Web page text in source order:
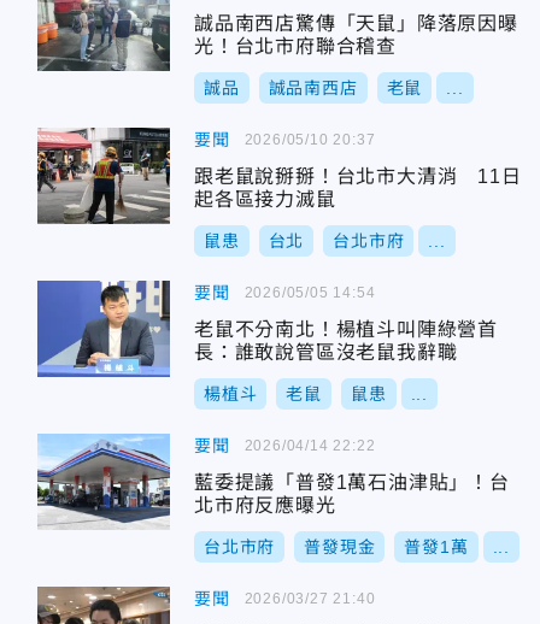
誠品南西店驚傳「天鼠」降落原因曝
光！台北市府聯合稽查
誠品 誠品南西店 老鼠
要聞
跟老鼠說掰掰！台北市大清消 11日
起各區接力滅鼠
鼠患 台北 台北市府
2026/05/10 20:37
要聞
老鼠不分南北！楊植斗叫陣綠營首
長：誰敢說管區沒老鼠我辭職
楊植斗 老鼠 鼠患
2026/05/05 14:54
要聞
藍委提議「普發1萬石油津貼」！台
北市府反應曝光
台北市府 普發現金 普發1萬
2026/04/14 22:22
要聞 2026/03/27 21:40